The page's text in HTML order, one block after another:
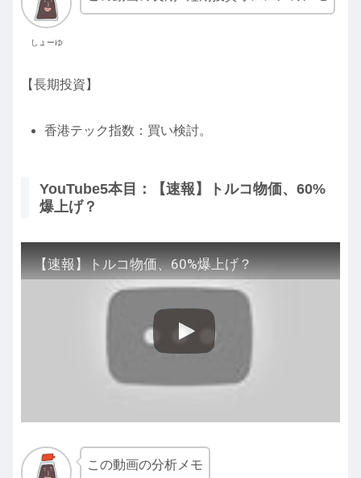
しょーゆ
【長期投資】
香港テック指数：買い検討。
YouTube5本目：【速報】トルコ物価、60%
爆上げ？
【速報】トルコ物価、60%爆上げ？
この動画の分析メモ